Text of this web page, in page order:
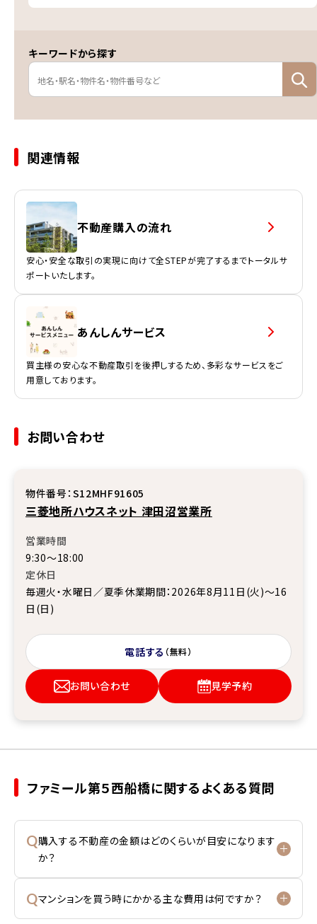
キーワードから探す
関連情報
不動産購入の流れ
安心・安全な取引の実現に向けて全STEPが完了するまでトータルサ
ポートいたします。
あんしんサービス
買主様の安心な不動産取引を後押しするため、多彩なサービスをご
用意しております。
お問い合わせ
三菱地所ハウスネット 津田沼営業所
物件番号：S12MHF91605
営業時間
9:30～18:00
定休日
毎週火・水曜日／夏季休業期間：2026年8月11日(火)～16
日(日)
電話する （無料）
お問い合わせ 見学予約
ファミール第５西船橋に関するよくある質問
Q購入する不動産の金額はどのくらいが目安になります
か？
Qマンションを買う時にかかる主な費用は何ですか？